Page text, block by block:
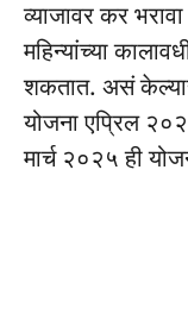
व्याजावर कर
महिन्यांच्या
शकतात. असं
योजना एप्रिल
मार्च २०२५ ही